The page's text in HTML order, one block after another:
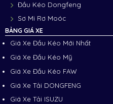
Đầu Kéo Dongfeng
Sơ Mi Rơ Moóc
BẢNG GIÁ XE
Giá Xe Đầu Kéo Mới Nhất
Giá Xe Đầu Kéo Mỹ
Giá Xe Đầu Kéo FAW
Giá Xe Tải DONGFENG
Giá Xe Tải ISUZU